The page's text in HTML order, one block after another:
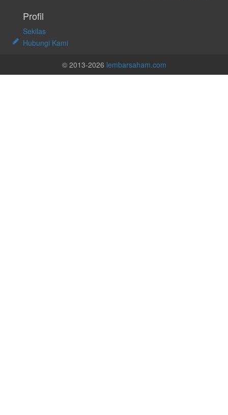
Profil
Sekilas
Hubungi Kami
© 2013-2026 lembarsaham.com